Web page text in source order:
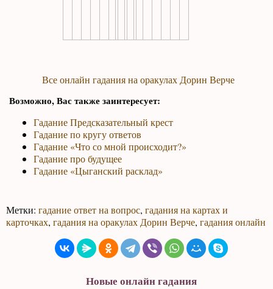
Все онлайн гадания на оракулах Дорин Верче
Возможно, Вас также заинтересует:
Гадание Предсказательный крест
Гадание по кругу ответов
Гадание «Что со мной происходит?»
Гадание про будущее
Гадание «Цыганский расклад»
Метки:гадание ответ на вопрос,гадания на картах и
карточках,гадания на оракулах Дорин Верче,гадания онлайн
Новые онлайн гадания